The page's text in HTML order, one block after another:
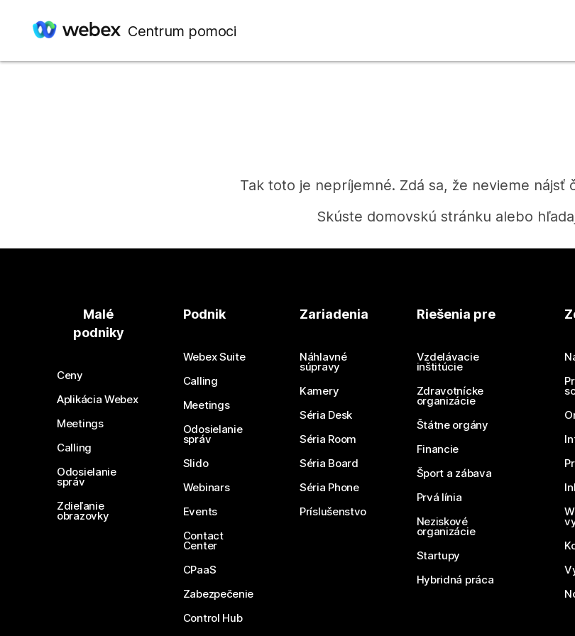
Centrum pomoci
Tak toto je nepríjemné. Zdá sa, že nevieme nájsť
Skúste domovskú stránku alebo
Potrebujete odpoveď?
Odoslať otázku
Malé
podniky
Ceny
Aplikácia Webex
Meetings
Calling
Odosielanie
správ
Zdieľanie
obrazovky
Podnik
Webex Suite
Calling
Meetings
Odosielanie
správ
Slido
Webinars
Events
Contact
Center
CPaaS
Zabezpečenie
Control Hub
Zariadenia
Náhlavné
súpravy
Kamery
Séria Desk
Séria Room
Séria Board
Séria Phone
Príslušenstvo
Riešenia pre
Vzdelávacie
inštitúcie
Zdravotnícke
organizácie
Štátne orgány
Financie
Šport a zábava
Prvá línia
Neziskové
organizácie
Startupy
Hybridná práca